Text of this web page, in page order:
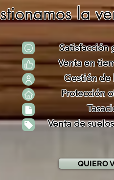
la
Satisfacción
Venta en
Gestión de
Protección
Venta de
QUIERO